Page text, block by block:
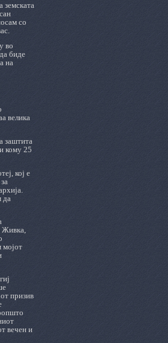
земската
со
во
биде
на
велика
заштита
кому 25
кој е
да
Живка,
мојот
призив
вечен и